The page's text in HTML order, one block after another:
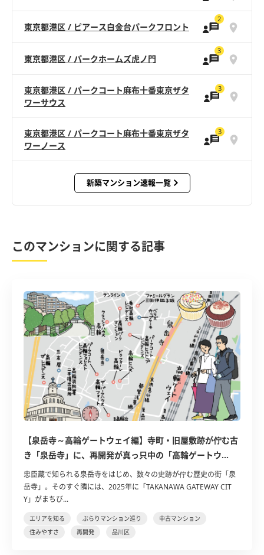
東京都港区 / ピアース白金台パークフロント
2
東京都港区 / パークホームズ虎ノ門
3
東京都港区 / パークコート麻布十番東京ザタ
ワーサウス
3
東京都港区 / パークコート麻布十番東京ザタ
ワーノース
3
新築マンション速報一覧
このマンションに関する記事
【泉岳寺～高輪ゲートウェイ編】寺町・旧屋敷跡が佇む古
き「泉岳寺」に、再開発が真っ只中の「高輪ゲートウ...
忠臣蔵で知られる泉岳寺をはじめ、数々の史跡が佇む歴史の街「泉
岳寺」。そのすぐ隣には、2025年に「TAKANAWA GATEWAY CIT
Y」がまちび...
エリアを知る ぶらりマンション巡り
中古マンション
住みやすさ
再開発 品川区